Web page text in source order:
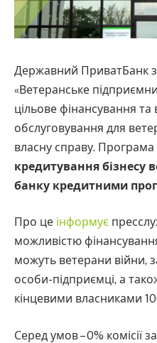
Державний ПриватБанк
«Ветеранське
цільове фінансування та
обслуговування для
власну справу.
кредитування бізнесу
банку кредитними
Про це інформує
можливістю
можуть ветерани війни,
особи-підприємці, а
кінцевими власниками
Серед умов – 0% комісії